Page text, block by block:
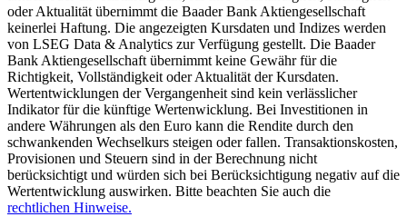
oder Aktualität übernimmt die Baader Bank Aktiengesellschaft
keinerlei Haftung. Die angezeigten Kursdaten und Indizes werden
von LSEG Data & Analytics zur Verfügung gestellt. Die Baader
Bank Aktiengesellschaft übernimmt keine Gewähr für die
Richtigkeit, Vollständigkeit oder Aktualität der Kursdaten.
Wertentwicklungen der Vergangenheit sind kein verlässlicher
Indikator für die künftige Wertenwicklung. Bei Investitionen in
andere Währungen als den Euro kann die Rendite durch den
schwankenden Wechselkurs steigen oder fallen. Transaktionskosten,
Provisionen und Steuern sind in der Berechnung nicht
berücksichtigt und würden sich bei Berücksichtigung negativ auf die
Wertentwicklung auswirken. Bitte beachten Sie auch die
rechtlichen Hinweise.